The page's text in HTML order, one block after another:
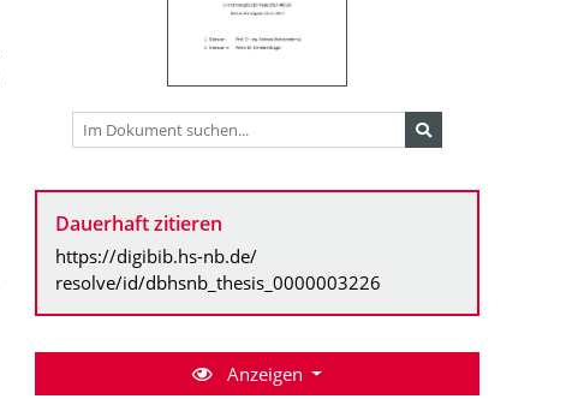
Dauerhaft zitieren
https://digibib.hs-nb.de/
resolve/id/dbhsnb_thesis_0000003226
Anzeigen